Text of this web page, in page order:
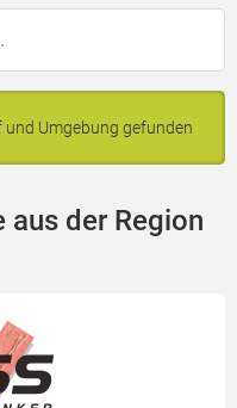
Umgebung gefunden
aus der Region